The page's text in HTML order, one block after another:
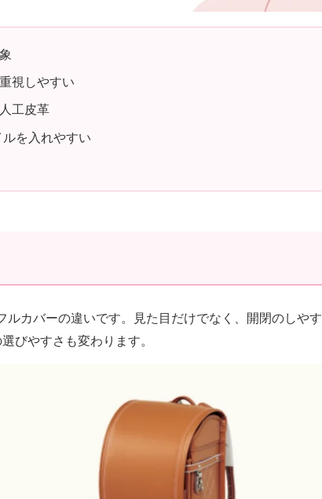
視しやすい
工皮革
を入れやすい
カバーの違いです。見た目だけでなく、開閉のしやす
びやすさも変わります。